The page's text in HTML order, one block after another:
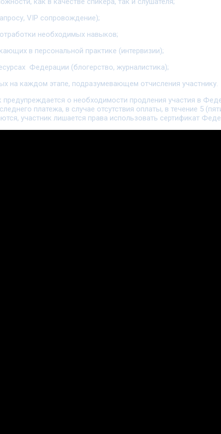
VIP сопровождение);
необходимых навыков;
в персональной практике (интервизии);
Федерации (блогерство, журналистика);
на каждом этапе, подразумевающем отчисления участнику.
о необходимости продления участия в
платежа, в случае отсутствия оплаты, в течение 5
участник лишается права использовать сертификат